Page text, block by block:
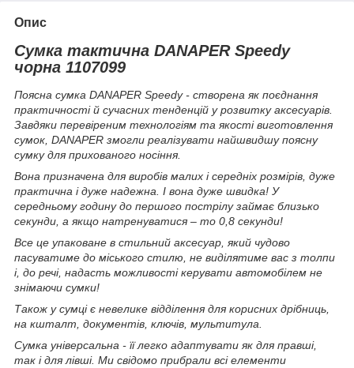
Опис
Сумка тактична DANAPER Speedy
чорна 1107099
Поясна сумка DANAPER Speedy - створена як поєднання
практичності й сучасних тенденцій у розвитку аксесуарів.
Завдяки перевіреним технологіям та якості виготовлення
сумок, DANAPER змогли реалізувати найшвидшу поясну
сумку для прихованого носіння.
Вона призначена для виробів малих і середніх розмірів, дуже
практична і дуже надежна. І вона дуже швидка! У
середньому годину до першого пострілу займає близько
секунди, а якщо натренуватися – то 0,8 секунди!
Все це упаковане в стильний аксесуар, який чудово
пасуватиме до міського стилю, не виділятиме вас з толпи
і, до речі, надасть можливості керувати автомобілем не
знімаючи сумки!
Також у сумці є невелике відділення для корисних дрібниць,
на кшталт, документів, ключів, мультитула.
Сумка універсальна - її легко адаптувати як для правші,
так і для лівші. Ми свідомо прибрали всі елементи